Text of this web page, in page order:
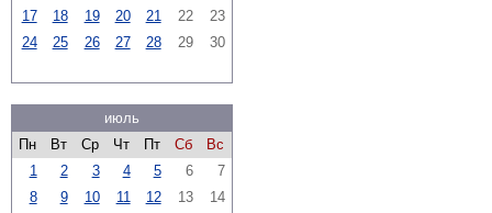
17
18 19 20 21 22
23
24
25 26 27 28 29 30
июль
Пн
Вт Ср Чт Пт Сб
Вс
1
2 3 4 5 6
7
8
9 10 11 12 13
14